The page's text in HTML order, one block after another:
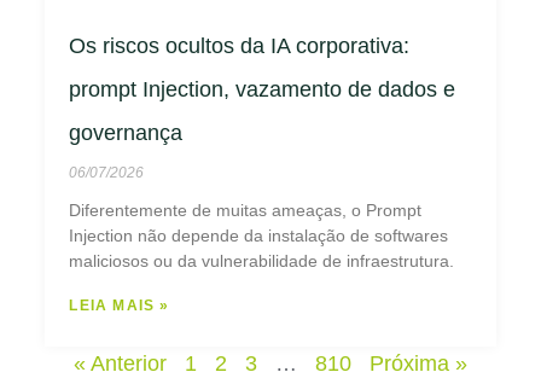
Os riscos ocultos da IA corporativa:
prompt Injection, vazamento de dados e
governança
06/07/2026
Diferentemente de muitas ameaças, o Prompt
Injection não depende da instalação de softwares
maliciosos ou da vulnerabilidade de infraestrutura.
LEIA MAIS »
« Anterior 1 2 3 … 810 Próxima »